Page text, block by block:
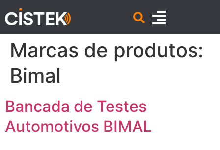
Marcas de produtos:
Bimal
Bancada de Testes
Automotivos BIMAL